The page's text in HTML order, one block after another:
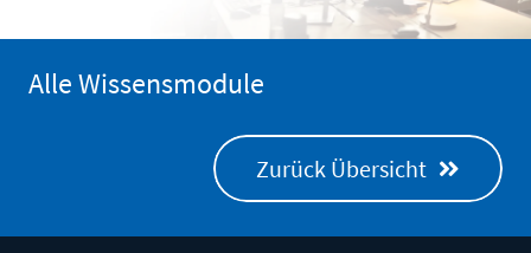
Alle Wissensmodule
Zurück Übersicht